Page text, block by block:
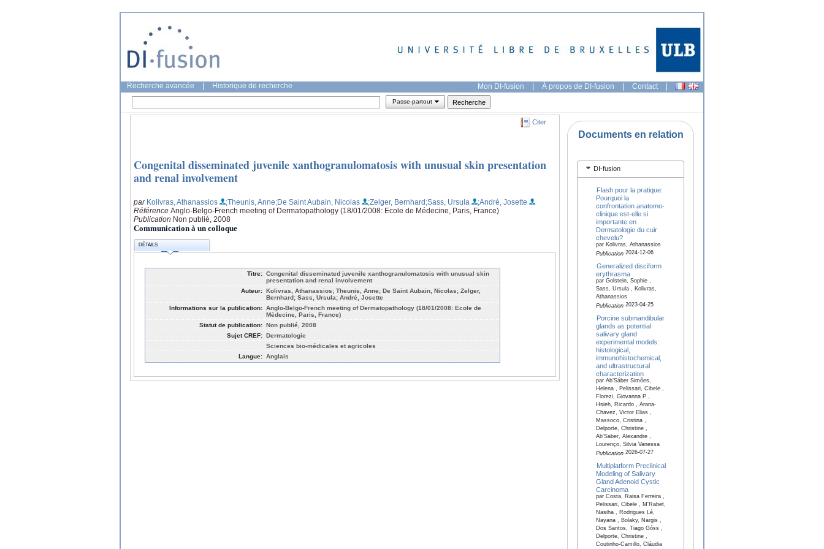
Recherche avancée Historique de recherche Mon DI-fusion | À propos de DI-fusion | Contact |
Passe-partout
Citer
Congenital disseminated juvenile xanthogranulomatosis with unusual skin presentation
and renal involvement
par Kolivras, Athanassios ;Theunis, Anne;De Saint Aubain, Nicolas ;Zelger, Bernhard;Sass, Ursula
;André, Josette
Référence Anglo-Belgo-French meeting of Dermatopathology (18/01/2008: Ecole de Médecine, Paris, France)
Publication Non publié, 2008
Communication à un colloque
DÉTAILS
Titre: Congenital disseminated juvenile xanthogranulomatosis with unusual skin
presentation and renal involvement
Auteur: Kolivras, Athanassios; Theunis, Anne; De Saint Aubain, Nicolas; Zelger,
Bernhard; Sass, Ursula; André, Josette
Informations sur la publication: Anglo-Belgo-French meeting of Dermatopathology (18/01/2008: Ecole de
Médecine, Paris, France)
Statut de publication: Non publié, 2008
Sujet CREF: Dermatologie
Sciences bio-médicales et agricoles
Langue: Anglais
Documents en relation
DI-fusion
Flash pour la pratique:
Pourquoi la
confrontation anatomo-
clinique est-elle si
importante en
Dermatologie du cuir
chevelu?
par Kolivras, Athanassios
Publication2024-12-06
Generalized disciform
erythrasma
par Golstein, Sophie ,
Sass, Ursula , Kolivras,
Athanassios
Publication2023-04-25
Porcine submandibular
glands as potential
salivary gland
experimental models:
histological,
immunohistochemical,
and ultrastructural
characterization
par Ab’Sáber Simões,
Helena , Pelissari, Cibele ,
Florezi, Giovanna P ,
Hsieh, Ricardo , Arana-
Chavez, Victor Elias ,
Massoco, Cristina ,
Delporte, Christine ,
Ab’Saber, Alexandre ,
Lourenço, Silvia Vanessa
Publication2026-07-27
Multiplatform Preclinical
Modeling of Salivary
Gland Adenoid Cystic
Carcinoma
par Costa, Raisa Ferreira ,
Pelissari, Cibele , M'Rabet,
Nasiha , Rodrigues Lé,
Nayana , Bolaky, Nargis ,
Dos Santos, Tiago Góss ,
Delporte, Christine ,
Coutinho-Camillo, Cláudia